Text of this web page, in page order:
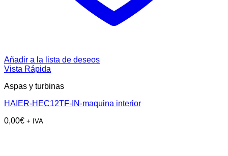
Añadir a la lista de deseos
Vista Rápida
Aspas y turbinas
HAIER-HEC12TF-IN-maquina interior
0,00€ + IVA